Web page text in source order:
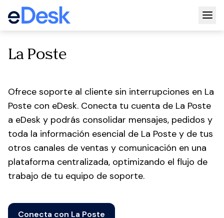
La Poste
Ofrece soporte al cliente sin interrupciones en La
Poste con eDesk. Conecta tu cuenta de La Poste
a eDesk y podrás consolidar mensajes, pedidos y
toda la información esencial de La Poste y de tus
otros canales de ventas y comunicación en una
plataforma centralizada, optimizando el flujo de
trabajo de tu equipo de soporte.
Conecta con La Poste